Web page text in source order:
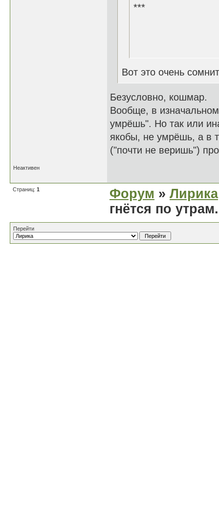
***
Вот это очень
Безусловно, кошмар.
Вообще, в
умрёшь". Но так или
якобы, не умрёшь, а в
("почти не веришь")
Неактивен
Страниц: 1 Форум » Лирика
гнётся по
Перейти